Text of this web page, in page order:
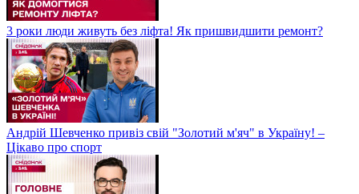
3 роки люди живуть без ліфта! Як пришвидшити ремонт?
Андрій Шевченко привіз свій "Золотий м'яч" в Україну! –
Цікаво про спорт